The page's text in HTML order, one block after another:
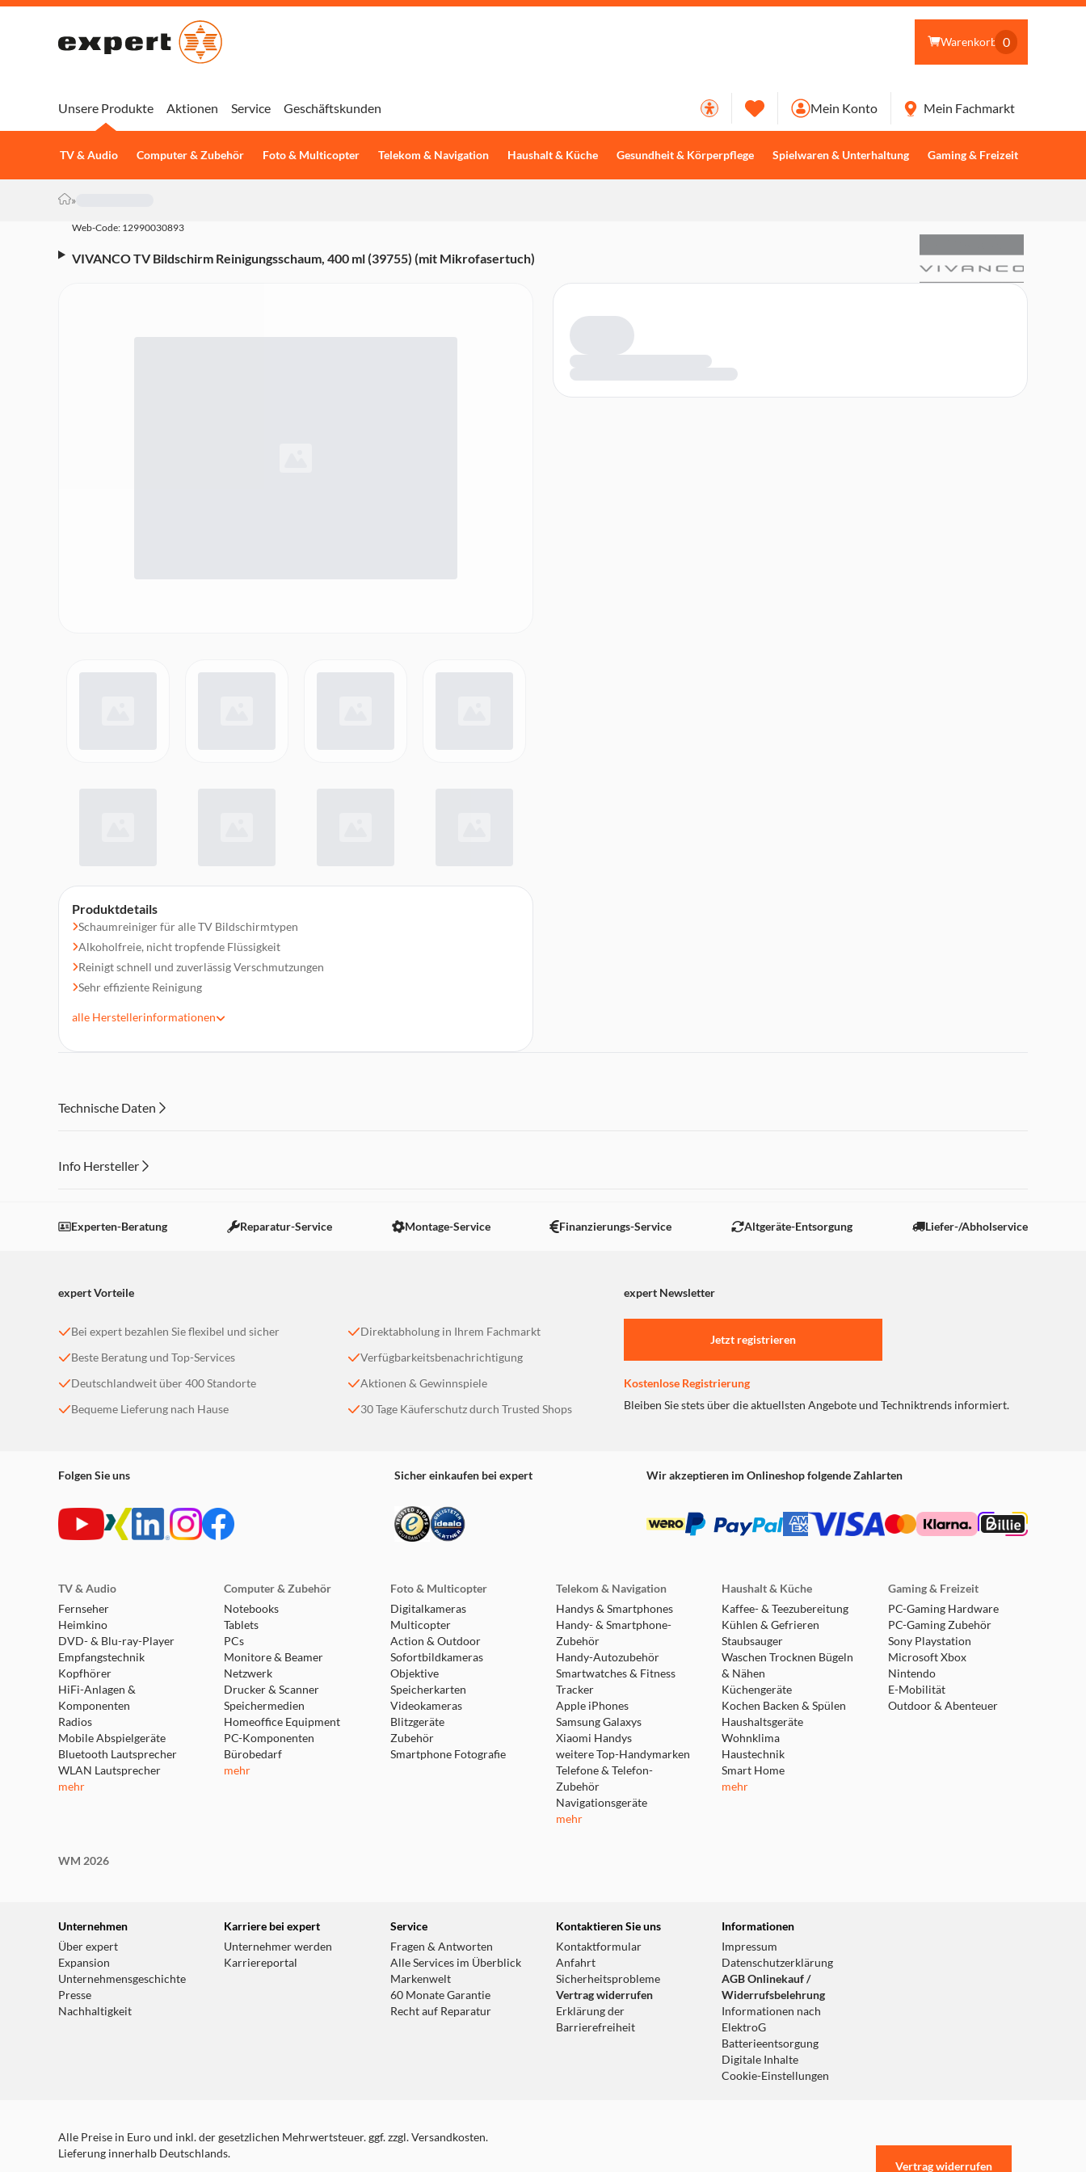
Warenkorb 0
Unsere Produkte
TV & Audio Computer & Zubehör Foto & Multicopter Telekom & Navigation Haushalt & Küche Gesundheit & Körperpflege Spielwaren & Unterhaltung Gaming & Freizeit
Aktionen Service Geschäftskunden Mein Konto Mein Fachmarkt
»
Web-Code: 12990030893
VIVANCO TV Bildschirm Reinigungsschaum, 400 ml (39755) (mit Mikrofasertuch)
Produktdetails
Schaumreiniger für alle TV Bildschirmtypen
Alkoholfreie, nicht tropfende Flüssigkeit
Reinigt schnell und zuverlässig Verschmutzungen
Sehr effiziente Reinigung
alle Herstellerinformationen
Technische Daten
Info Hersteller
Einstellungen anpassen
Experten-Beratung Reparatur-Service Montage-Service Finanzierungs-Service Altgeräte-Entsorgung Liefer-/Abholservice
expert Vorteile expert Newsletter
Bei expert bezahlen Sie flexibel und sicher
Beste Beratung und Top-Services
Deutschlandweit über 400 Standorte
Bequeme Lieferung nach Hause
Direktabholung in Ihrem Fachmarkt
Verfügbarkeitsbenachrichtigung
Aktionen & Gewinnspiele
30 Tage Käuferschutz durch Trusted Shops
Jetzt registrieren
Kostenlose Registrierung
Bleiben Sie stets über die aktuellsten Angebote und Techniktrends informiert.
Folgen Sie uns Sicher einkaufen bei expert Wir akzeptieren im Onlineshop folgende Zahlarten
TV & Audio
Fernseher
Heimkino
DVD- & Blu-ray-Player
Empfangstechnik
Kopfhörer
HiFi-Anlagen &
Komponenten
Radios
Mobile Abspielgeräte
Bluetooth Lautsprecher
WLAN Lautsprecher
mehr
Computer & Zubehör
Notebooks
Tablets
PCs
Monitore & Beamer
Netzwerk
Drucker & Scanner
Speichermedien
Homeoffice Equipment
PC-Komponenten
Bürobedarf
mehr
Foto & Multicopter
Digitalkameras
Multicopter
Action & Outdoor
Sofortbildkameras
Objektive
Speicherkarten
Videokameras
Blitzgeräte
Zubehör
Smartphone Fotografie
Telekom & Navigation
Handys & Smartphones
Handy- & Smartphone-
Zubehör
Handy-Autozubehör
Smartwatches & Fitness
Tracker
Apple iPhones
Samsung Galaxys
Xiaomi Handys
weitere Top-Handymarken
Telefone & Telefon-
Zubehör
Navigationsgeräte
mehr
Haushalt & Küche
Kaffee- & Teezubereitung
Kühlen & Gefrieren
Staubsauger
Waschen Trocknen Bügeln
& Nähen
Küchengeräte
Kochen Backen & Spülen
Haushaltsgeräte
Wohnklima
Haustechnik
Smart Home
mehr
Gaming & Freizeit
PC-Gaming Hardware
PC-Gaming Zubehör
Sony Playstation
Microsoft Xbox
Nintendo
E-Mobilität
Outdoor & Abenteuer
WM 2026
Unternehmen
Über expert
Expansion
Unternehmensgeschichte
Presse
Nachhaltigkeit
Karriere bei expert
Unternehmer werden
Karriereportal
Service
Fragen & Antworten
Alle Services im Überblick
Markenwelt
60 Monate Garantie
Recht auf Reparatur
Kontaktieren Sie uns
Kontaktformular
Anfahrt
Sicherheitsprobleme
Vertrag widerrufen
Erklärung der
Barrierefreiheit
Informationen
Impressum
Datenschutzerklärung
AGB Onlinekauf /
Widerrufsbelehrung
Informationen nach
ElektroG
Batterieentsorgung
Digitale Inhalte
Cookie-Einstellungen
Alle Preise in Euro und inkl. der gesetzlichen Mehrwertsteuer. ggf. zzgl. Versandkosten.
Lieferung innerhalb Deutschlands.
Vertrag widerrufen